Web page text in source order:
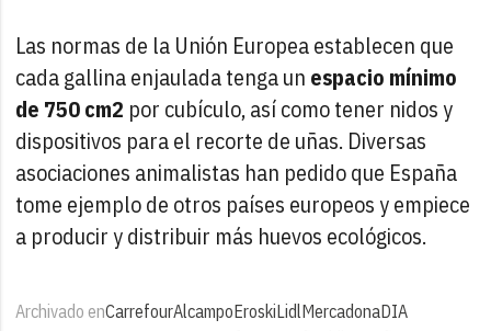
Las normas de la Unión Europea establecen que
cada gallina enjaulada tenga un espacio mínimo
de 750 cm2 por cubículo, así como tener nidos y
dispositivos para el recorte de uñas. Diversas
asociaciones animalistas han pedido que España
tome ejemplo de otros países europeos y empiece
a producir y distribuir más huevos ecológicos.
Archivado enCarrefourAlcampoEroskiLidlMercadonaDIA